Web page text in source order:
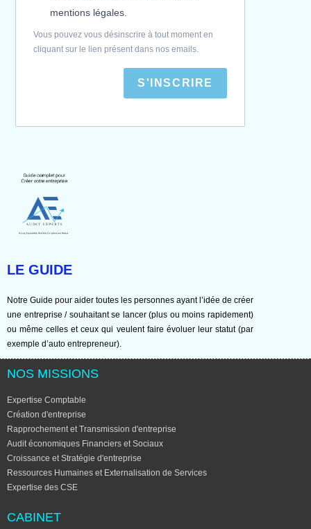
mentions légales.
Vous pouvez vous désinscrire à tout moment en
cliquant sur le lien présent dans nos emails.
S'INSCRIRE
LE GUIDE
Notre Guide pour aider toutes les personnes ayant l’idée de créer
une entreprise / souhaitant se lancer (plus ou moins rapidement)
ou même celles et ceux qui veulent faire évoluer leur statut (par
exemple d’auto entrepreneur).
NOS MISSIONS
Expertise Comptable
Création d'entreprise
Rapprochement et Transmission d'entreprise
Audit économiques Financiers et Sociaux
Croissance et Stratégie d'entreprise
Ressources Humaines et Externalisation de Services
Expertise des CSE
CABINET